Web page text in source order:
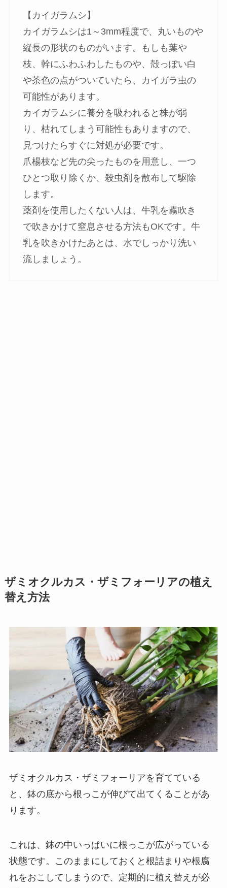
【カイガラムシ】
カイガラムシは1～3mm程度で、丸いものや
縦長の形状のものがいます。もしも葉や
枝、幹にふわふわしたものや、殻っぽい白
や茶色の点がついていたら、カイガラ虫の
可能性があります。
カイガラムシに養分を吸われると株が弱
り、枯れてしまう可能性もありますので、
見つけたらすぐに対処が必要です。
爪楊枝など先の尖ったものを用意し、一つ
ひとつ取り除くか、殺虫剤を散布して駆除
します。
薬剤を使用したくない人は、牛乳を霧吹き
で吹きかけて窒息させる方法もOKです。牛
乳を吹きかけたあとは、水でしっかり洗い
流しましょう。
ザミオクルカス・ザミフォーリアの植え
替え方法
ザミオクルカス・ザミフォーリアを育てている
と、鉢の底から根っこが伸びて出てくることがあ
ります。
これは、鉢の中いっぱいに根っこが広がっている
状態です。このままにしておくと根詰まりや根腐
れをおこしてしまうので、定期的に植え替えが必